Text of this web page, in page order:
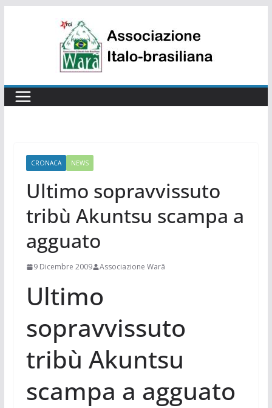
CRONACA NEWS
Ultimo sopravvissuto
tribù Akuntsu scampa a
agguato
9 Dicembre 2009 Associazione Warã
Ultimo
sopravvissuto
tribù Akuntsu
scampa a agguato